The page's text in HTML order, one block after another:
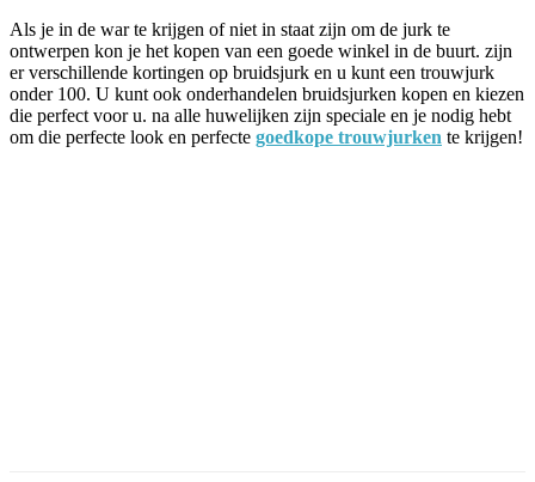
Als je in de war te krijgen of niet in staat zijn om de jurk te
ontwerpen kon je het kopen van een goede winkel in de buurt. zijn
er verschillende kortingen op bruidsjurk en u kunt een trouwjurk
onder 100. U kunt ook onderhandelen bruidsjurken kopen en kiezen
die perfect voor u. na alle huwelijken zijn speciale en je nodig hebt
om die perfecte look en perfecte goedkope trouwjurken te krijgen!